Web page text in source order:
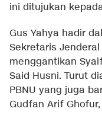
ini ditujukan
Gus Yahya hadir
Sekretaris
menggantikan
Said Husni. Turut
PBNU yang juga
Gudfan Arif